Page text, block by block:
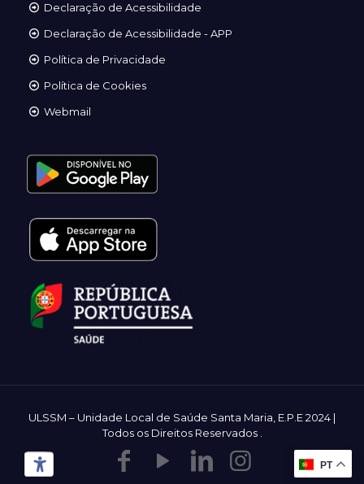
Declaração de Acessibilidade
Declaração de Acessibilidade - APP
Política de Privacidade
Política de Cookies
Webmail
ULSSM – Unidade Local de Saúde Santa Maria, E.P.E 2024 |
Todos os Direitos Reservados
PT